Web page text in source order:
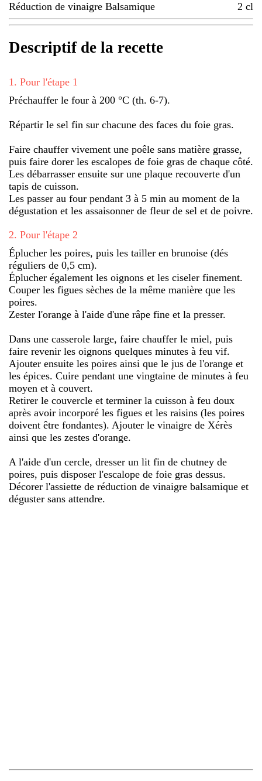
Réduction de vinaigre Balsamique 2 cl
Descriptif de la recette
1 . Pour l'étape 1
Préchauffer le four à 200 °C (th. 6-7).
Répartir le sel fin sur chacune des faces du foie gras.
Faire chauffer vivement une poêle sans matière grasse,
puis faire dorer les escalopes de foie gras de chaque côté.
Les débarrasser ensuite sur une plaque recouverte d'un
tapis de cuisson.
Les passer au four pendant 3 à 5 min au moment de la
dégustation et les assaisonner de fleur de sel et de poivre.
2. Pour l'étape 2
Éplucher les poires, puis les tailler en brunoise (dés
réguliers de 0,5 cm).
Éplucher également les oignons et les ciseler finement.
Couper les figues sèches de la même manière que les
poires.
Zester l'orange à l'aide d'une râpe fine et la presser.
Dans une casserole large, faire chauffer le miel, puis
faire revenir les oignons quelques minutes à feu vif.
Ajouter ensuite les poires ainsi que le jus de l'orange et
les épices. Cuire pendant une vingtaine de minutes à feu
moyen et à couvert.
Retirer le couvercle et terminer la cuisson à feu doux
après avoir incorporé les figues et les raisins (les poires
doivent être fondantes). Ajouter le vinaigre de Xérès
ainsi que les zestes d'orange.
A l'aide d'un cercle, dresser un lit fin de chutney de
poires, puis disposer l'escalope de foie gras dessus.
Décorer l'assiette de réduction de vinaigre balsamique et
déguster sans attendre.